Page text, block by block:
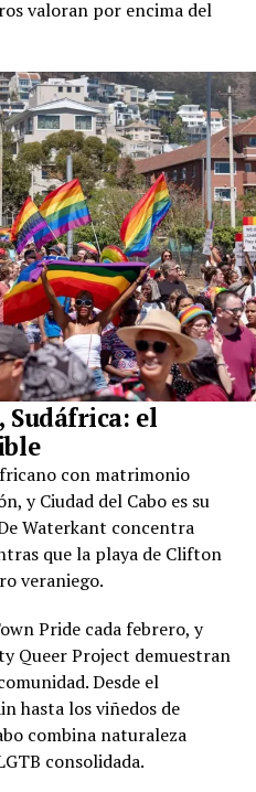
valoran por encima del
Sudáfrica: el
con matrimonio
y Ciudad del Cabo es su
Waterkant concentra
que la playa de Clifton
veraniego.
Pride cada febrero, y
Queer Project demuestran
Desde el
hasta los viñedos de
combina naturaleza
consolidada.